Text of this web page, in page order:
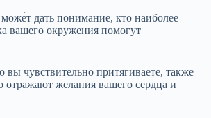
дать понимание, кто наиболее
вашего окружения помогут
вы чувствительно притягиваете, также
желания вашего сердца и